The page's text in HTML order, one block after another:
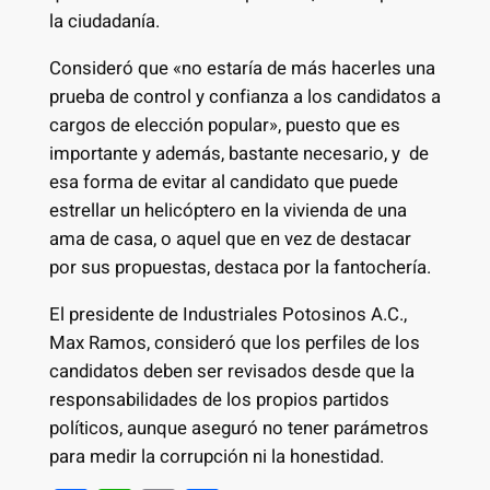
la ciudadanía.
Consideró que «no estaría de más hacerles una
prueba de control y confianza a los candidatos a
cargos de elección popular», puesto que es
importante y además, bastante necesario, y de
esa forma de evitar al candidato que puede
estrellar un helicóptero en la vivienda de una
ama de casa, o aquel que en vez de destacar
por sus propuestas, destaca por la fantochería.
El presidente de Industriales Potosinos A.C.,
Max Ramos, consideró que los perfiles de los
candidatos deben ser revisados desde que la
responsabilidades de los propios partidos
políticos, aunque aseguró no tener parámetros
para medir la corrupción ni la honestidad.